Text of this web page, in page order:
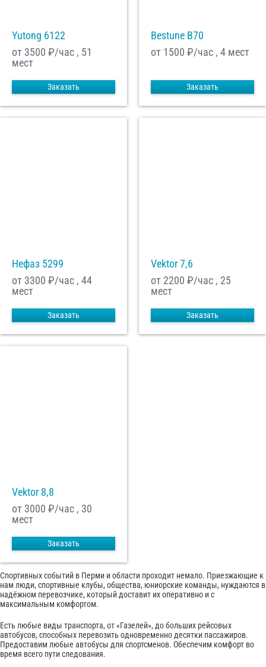
Yutong 6122
от 3500 ₽/час , 51
мест
Заказать
Bestune B70
от 1500 ₽/час , 4 мест
Заказать
Нефаз 5299
от 3300 ₽/час , 44
мест
Заказать
Vektor 7,6
от 2200 ₽/час , 25
мест
Заказать
Vektor 8,8
от 3000 ₽/час , 30
мест
Заказать
Спортивных событий в Перми и области проходит немало. Приезжающие к
нам люди, спортивные клубы, общества, юниорские команды, нуждаются в
надёжном перевозчике, который доставит их оперативно и с
максимальным комфортом.
Есть любые виды транспорта, от «Газелей», до больших рейсовых
автобусов, способных перевозить одновременно десятки пассажиров.
Предоставим любые автобусы для спортсменов. Обеспечим комфорт во
время всего пути следования.